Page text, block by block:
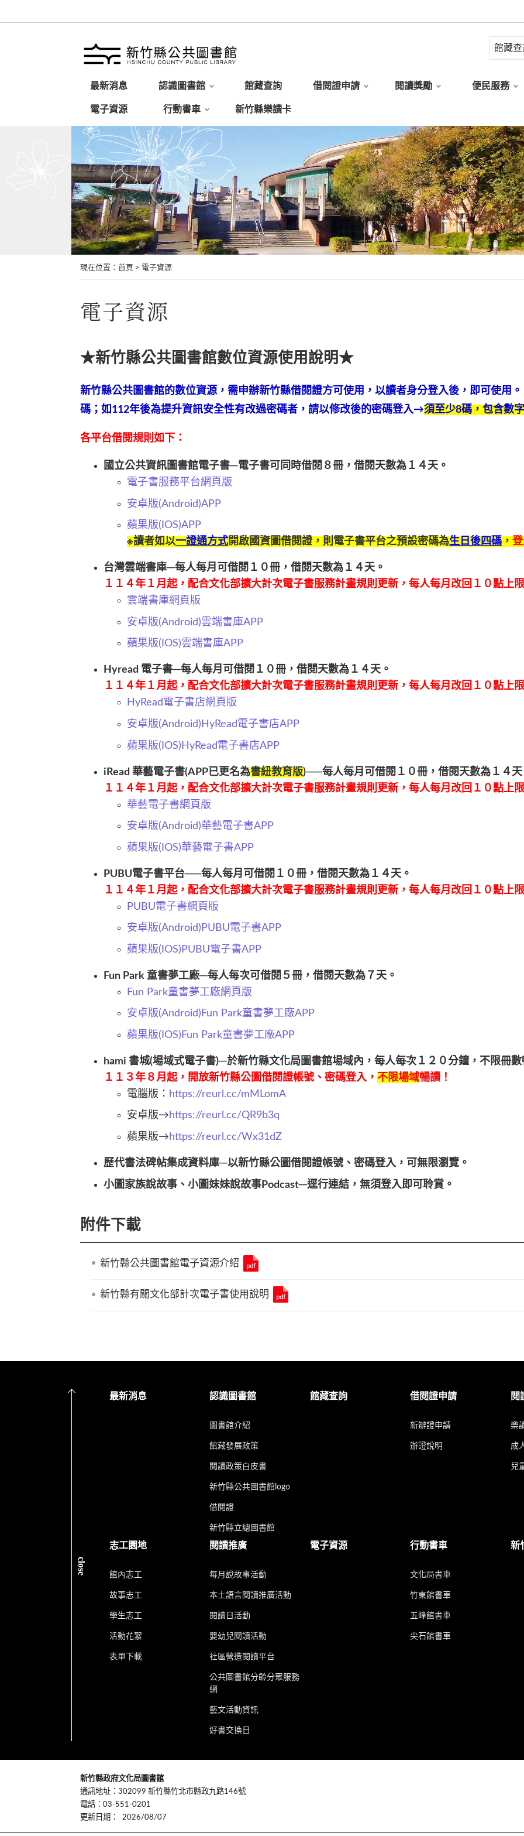
最新消息 認識圖書館 館藏查詢 借閱證申請 閱讀獎勵 便民服務
電子資源 行動書車 新竹縣樂讀卡
現在位置 ： 首頁 > 電子資源
電子資源
★新竹縣公共圖書館數位資源使用說明★
新竹縣公共圖書館的數位資源，需申辦新竹縣借閱證方可使用，以讀者身分登入後，即可使用
碼；如112年後為提升資訊安全性有改過密碼者，請以修改後的密碼登入→須至少8碼，包含數
各平台借閱規則如下：
國立公共資訊圖書館電子書─電子書可同時借閱８冊，借閱天數為１４天。
電子書服務平台網頁版
安卓版(Android)APP
蘋果版(IOS)APP
※讀者如以一證通方式開啟國資圖借閱證，則電子書平台之預設密碼為生日後四碼 ，
台灣雲端書庫─每人每月可借閱１０冊，借閱天數為１４天。
１１４年１月起，配合文化部擴大計次電子書服務計畫規則更新，每人每月改回１０點上限
雲端書庫網頁版
安卓版(Android)雲端書庫APP
蘋果版(IOS)雲端書庫APP
Hyread 電子書─每人每月可借閱１０冊，借閱天數為１４天。
１１４年１月起，配合文化部擴大計次電子書服務計畫規則更新，每人每月改回１０點上限
HyRead電子書店網頁版
安卓版(Android) HyRead電子書店APP
蘋果版(IOS)HyRead電子書店APP
iRead 華藝電子書(APP已更名為書紐教育版)──每人每月可借閱１０冊，借閱天數為１４天
１１４年１月起，配合文化部擴大計次電子書服務計畫規則更新，每人每月改回１０點上限
華藝電子書網頁版
安卓版(Android)華藝電子書APP
蘋果版(IOS)華藝電子書APP
PUBU電子書平台──每人每月可借閱１０冊，借閱天數為１４天。
１１４年１月起，配合文化部擴大計次電子書服務計畫規則更新，每人每月改回１０點上限
PUBU電子書網頁版
安卓版(Android) PUBU電子書APP
蘋果版(IOS)PUBU電子書APP
Fun Park 童書夢工廠─每人每次可借閱５冊，借閱天數為７天。
Fun Park童書夢工廠網頁版
安卓版(Android) Fun Park童書夢工廠APP
蘋果版(IOS) Fun Park童書夢工廠APP
hami 書城(場域式電子書)─於新竹縣文化局圖書館場域內，每人每次１２０分鐘，不限冊
​１１３年８月起，開放新竹縣公圖借閱證帳號、密碼登入， 不限場域暢讀！
電腦版： https://reurl.cc/mMLomA
安卓版→ https://reurl.cc/QR9b3q
蘋果版→ https://reurl.cc/Wx31dZ
歷代書法碑帖集成資料庫─以新竹縣公圖借閱證帳號、密碼登入，可無限瀏覽。
小圖家族說故事、小圖妹妹說故事Podcast─逕行連結，無須登入即可聆賞。
附件下載
新竹縣公共圖書館電子資源介紹
新竹縣有關文化部計次電子書使用說明
close
最新消息 認識圖書館
圖書館介紹
館藏發展政策
閱讀政策白皮書
新竹縣公共圖書館logo
借閱證
新竹縣立總圖書館
館藏查詢 借閱證申請
新辦證申請
辦證說明
閱
樂
成
兒
志工園地
館內志工
故事志工
學生志工
活動花絮
表單下載
閱讀推廣
每月說故事活動
本土語言閱讀推廣活動
閱讀日活動
嬰幼兒閱讀活動
社區營造閱讀平台
公共圖書館分齡分眾服務
網
藝文活動資訊
好書交換日
電子資源 行動書車
文化局書車
竹東館書車
五峰館書車
尖石館書車
新
新竹縣政府文化局圖書館
通訊地址：302099 新竹縣竹北市縣政九路146號
電話：03-551-0201
更新日期：
2026/08/07